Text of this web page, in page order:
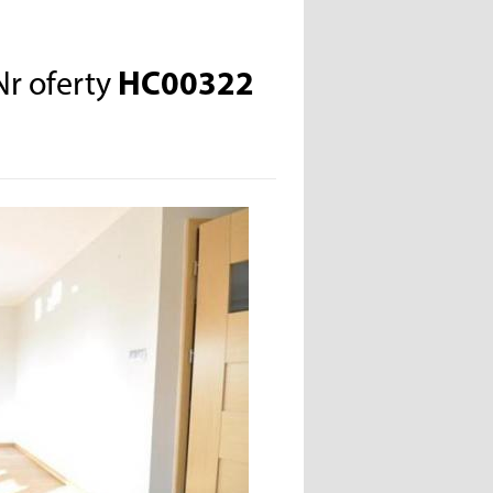
oferty HC00322